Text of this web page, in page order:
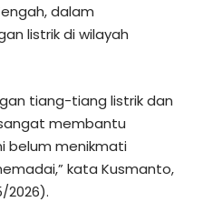
dalam
listrik di wilayah
tiang-tiang listrik dan
membantu
belum menikmati
kata Kusmanto,
2026).